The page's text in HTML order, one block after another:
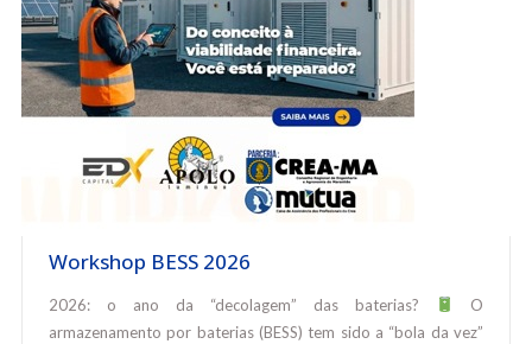
Workshop BESS 2026
2026: o ano da “decolagem” das baterias?
O
armazenamento por baterias (BESS) tem sido a “bola da vez”